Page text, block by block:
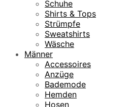
Schuhe
Shirts & Tops
Strümpfe
Sweatshirts
Wäsche
Männer
Accessoires
Anzüge
Bademode
Hemden
Hosen